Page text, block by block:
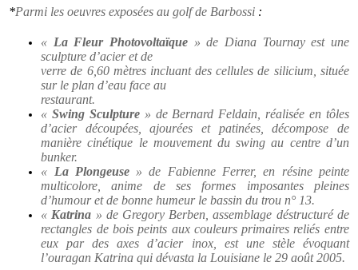
*Parmi les oeuvres exposées au golf de Barbossi :
« La Fleur Photovoltaïque » de Diana Tournay est une
sculpture d’acier et de
verrede 6,60 mètresincluant des cellules de silicium, située
sur le plan d’eau face au
restaurant.
«Swing Sculpture» de Bernard Feldain , réalisée en tôles
d’acier découpées, ajourées et patinées, décompose de
manière cinétique le mouvement du swing au centre d’un
bunker.
« La Plongeuse» de Fabienne Ferrer,en résine peinte
multicolore, anime de ses formes imposantes pleines
d’humour et de bonne humeur le bassin du trou n° 13.
« Katrina » de Gregory Berben , assemblage déstructuré de
rectangles de bois peints aux couleurs primaires reliés entre
eux par des axes d’acier inox, est une stèle évoquant
l’ouragan Katrina qui dévasta la Louisiane le 29 août 2005.